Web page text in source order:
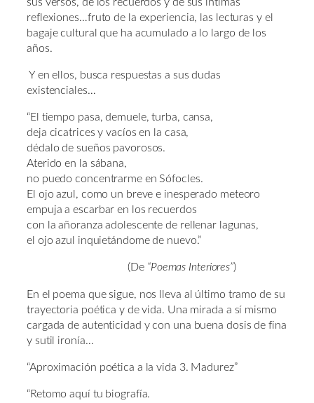
reflexiones…fruto de la experiencia, las lecturas y el
bagaje cultural que ha acumulado a lo largo de los
años.
Y en ellos, busca respuestas a sus dudas
existenciales…
“El tiempo pasa, demuele, turba, cansa,
deja cicatrices y vacíos en la casa,
dédalo de sueños pavorosos.
Aterido en la sábana,
no puedo concentrarme en Sófocles.
El ojo azul, como un breve e inesperado meteoro
empuja a escarbar en los recuerdos
con la añoranza adolescente de rellenar lagunas,
el ojo azul inquietándome de nuevo.”
(De “Poemas Interiores”)
En el poema que sigue, nos lleva al último tramo de su
trayectoria poética y de vida. Una mirada a sí mismo
cargada de autenticidad y con una buena dosis de fina
y sutil ironía…
“Aproximación poética a la vida 3. Madurez”
“Retomo aquí tu biografía.